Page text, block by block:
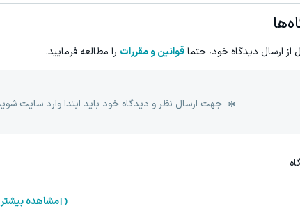
از ارسال دیدگاه خود، حتماقوانین و مقررات را مطالعه فرمایید.
جهت ارسال نظر و دیدگاه خود باید ابتدا وارد سایت
مشاهده بیشتر